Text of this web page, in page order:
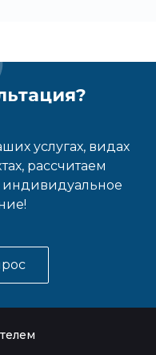
услугах, видах
рассчитаем
индивидуальное